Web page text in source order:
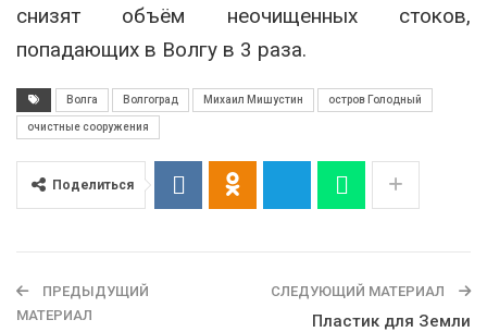
снизят объём неочищенных стоков,
попадающих в Волгу в 3 раза.
Волга Волгоград Михаил Мишустин остров Голодный
очистные сооружения
Поделиться
ПРЕДЫДУЩИЙ
МАТЕРИАЛ
СЛЕДУЮЩИЙ МАТЕРИАЛ
Пластик для Земли